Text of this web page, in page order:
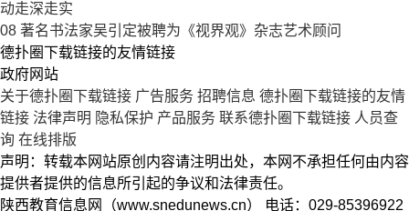
动走深走实
08 著名书法家吴引定被聘为《视界观》杂志艺术顾问
德扑圈下载链接的友情链接
政府网站
关于德扑圈下载链接 广告服务 招聘信息 德扑圈下载链接的友情
链接 法律声明 隐私保护 产品服务 联系德扑圈下载链接 人员查
询 在线排版
声明：转载本网站原创内容请注明出处，本网不承担任何由内容
提供者提供的信息所引起的争议和法律责任。
陕西教育信息网（www.snedunews.cn） 电话：029-85396922